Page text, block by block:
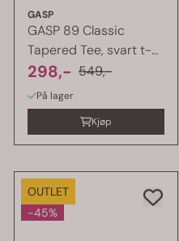
GASP
GASP 89 Classic
Tapered Tee, svart t-
skjorte
298,- 549,-
På lager
Kjøp
OUTLET
-45%